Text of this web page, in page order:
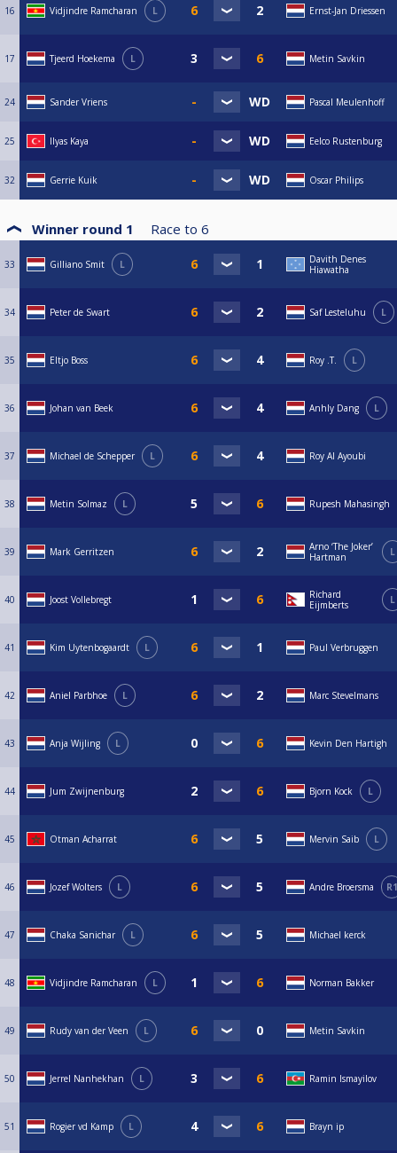
16 Vidjindre Ramcharan L Ernst-Jan Driessen
17 Tjeerd Hoekema L Metin Savkin
24 Sander Vriens Pascal Meulenhoff
25 Ilyas Kaya Eelco Rustenburg
32 Gerrie Kuik Oscar Philips
Winner round 1 Race to 6
33 Gilliano Smit L
Davith Denes
Hiawatha
34 Peter de Swart Saf Lesteluhu L
35 Eltjo Boss Roy .T. L
36 Johan van Beek Anhly Dang L
37 Michael de Schepper L Roy Al Ayoubi
38 Metin Solmaz L Rupesh Mahasingh
39 Mark Gerritzen
Arno ‘The Joker’
Hartman
L
40 Joost Vollebregt
Richard
Eijmberts
L
41 Kim Uytenbogaardt L Paul Verbruggen
42 Aniel Parbhoe L Marc Stevelmans
43 Anja Wijling L Kevin Den Hartigh
44 Jum Zwijnenburg Bjorn Kock L
45 Otman Acharrat Mervin Saib L
46 Jozef Wolters L Andre Broersma R1
47 Chaka Sanichar L Michael kerck
48 Vidjindre Ramcharan L Norman Bakker
49 Rudy van der Veen L Metin Savkin
50 Jerrel Nanhekhan L Ramin Ismayilov
51 Rogier vd Kamp L Brayn ip